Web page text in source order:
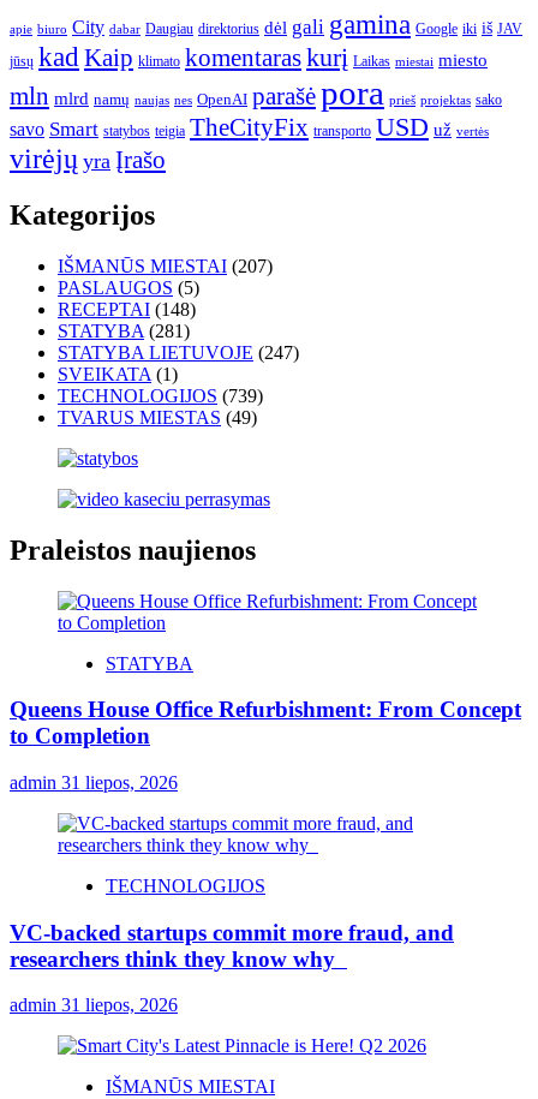
apie biuro City dabar Daugiau direktorius dėl gali gamina Google iki iš JAV
jūsų kad Kaip klimato komentaraskurį Laikas miestai miesto
mln mlrd namų naujas nes OpenAI parašėpora prieš projektas sako
savo Smart statybos teigia TheCityFix transporto USD už vertės
virėjų yra Įrašo
Kategorijos
IŠMANŪS MIESTAI (207)
PASLAUGOS (5)
RECEPTAI (148)
STATYBA (281)
STATYBA LIETUVOJE (247)
SVEIKATA (1)
TECHNOLOGIJOS (739)
TVARUS MIESTAS (49)
Praleistos naujienos
STATYBA
Queens House Office Refurbishment: From Concept
to Completion
admin 31 liepos, 2026
TECHNOLOGIJOS
VC-backed startups commit more fraud, and
researchers think they know why
admin 31 liepos, 2026
IŠMANŪS MIESTAI